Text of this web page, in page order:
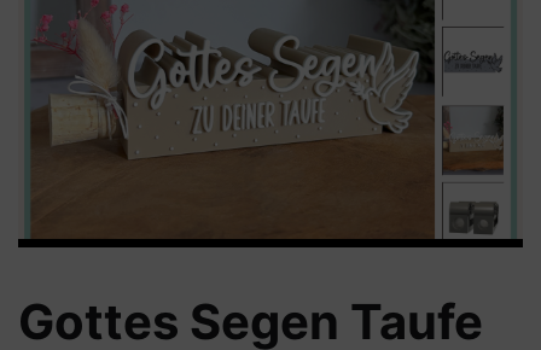
Gottes Segen Taufe